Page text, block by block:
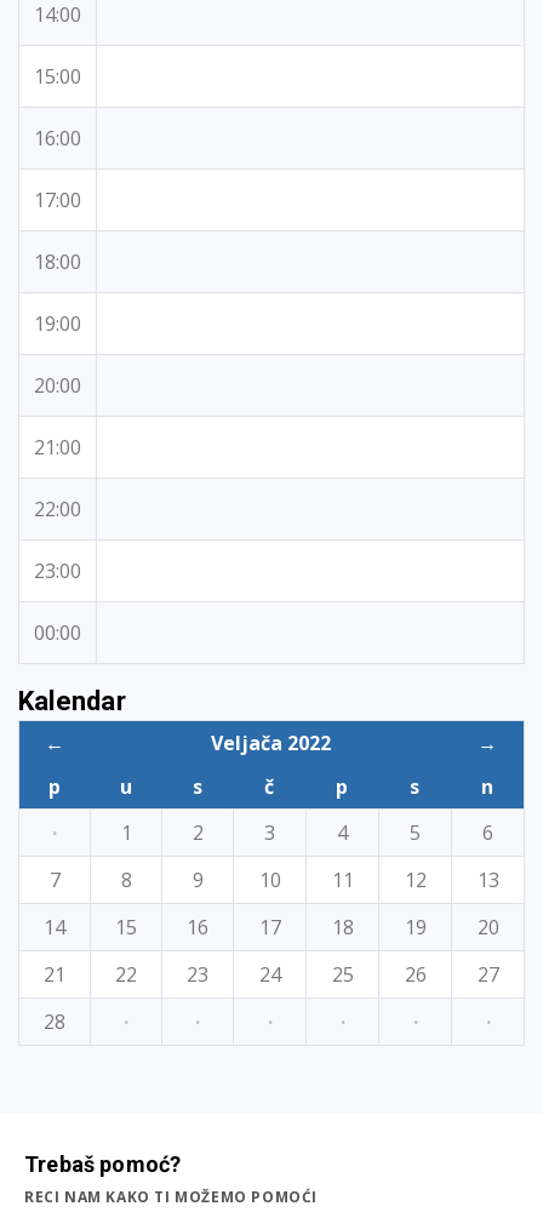
14:00
15:00
16:00
17:00
18:00
19:00
20:00
21:00
22:00
23:00
00:00
Kalendar
← Veljača 2022
→
p
u s č p s
n
·
1 2 3 4 5
6
7
8 9 10 11 12
13
14
15 16 17 18 19
20
21
22 23 24 25 26
27
28
· · · · · ·
Trebaš pomoć?
RECI NAM KAKO TI MOŽEMO POMOĆI